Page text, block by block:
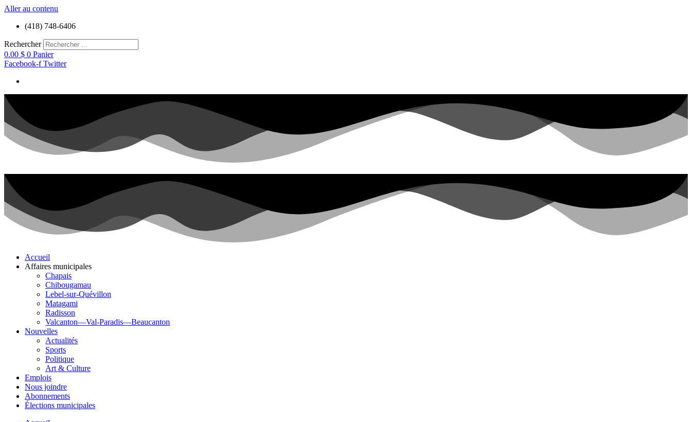
Aller au contenu
(418) 748-6406
Rechercher
0.00 $ 0 Panier
Facebook-f Twitter
Accueil
Affaires municipales
Chapais
Chibougamau
Lebel-sur-Quévillon
Matagami
Radisson
Valcanton—Val-Paradis—Beaucanton
Nouvelles
Actualités
Sports
Politique
Art & Culture
Emplois
Nous joindre
Abonnements
Élections municipales